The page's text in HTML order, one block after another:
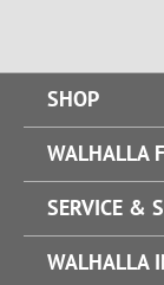
SHOP
WALHALLA
SERVICE &
WALHALLA